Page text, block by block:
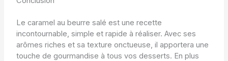
Le caramel au beurre salé est une recette
incontournable, simple et rapide à réaliser. Avec ses
arômes riches et sa texture onctueuse, il apportera une
touche de gourmandise à tous vos desserts. En plus